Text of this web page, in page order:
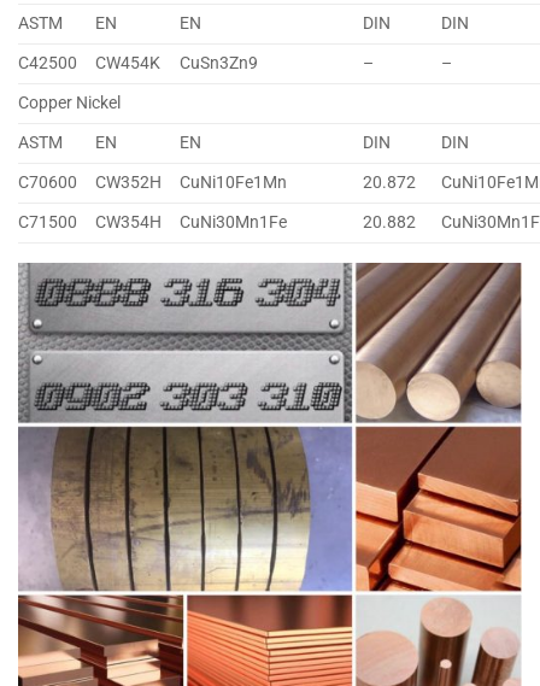
ASTM
EN EN DIN
DIN
C42500
CW454K CuSn3Zn9 –
–
Copper Nickel
ASTM
EN EN DIN
DIN
C70600
CW352H CuNi10Fe1Mn 20.872
C71500
CW354H CuNi30Mn1Fe 20.882